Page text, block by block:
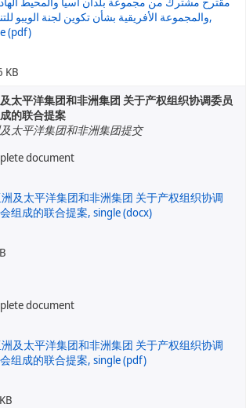
KB
太平洋集团和非洲集团 关于产权组织协调委员
的联合提案
太平洋集团和非洲集团提交
document
document